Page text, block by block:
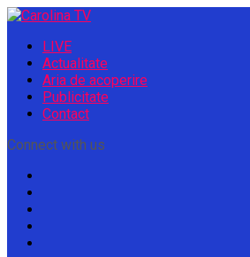
LIVE
Actualitate
Aria de acoperire
Publicitate
Contact
Connect with us